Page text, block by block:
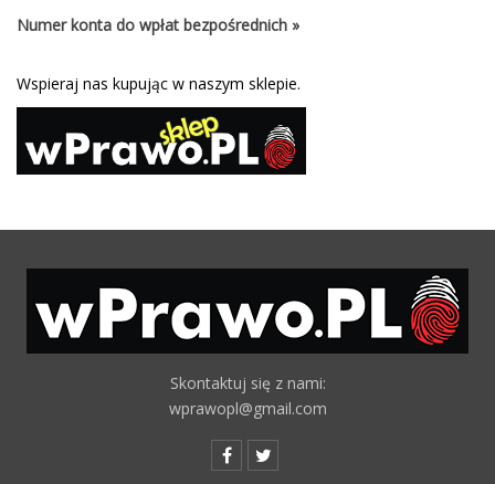
Numer konta do wpłat bezpośrednich »
Wspieraj nas kupując w naszym sklepie.
Skontaktuj się z nami:
wprawopl@gmail.com